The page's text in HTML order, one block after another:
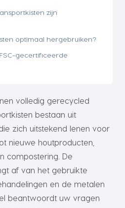
zijn
optimaal hergebruiken?
gecertificeerde
volledig gerecycled
bestaan uit
zich uitstekend lenen voor
nieuwe houtproducten,
compostering. De
af van het gebruikte
en de metalen
beantwoordt uw vragen